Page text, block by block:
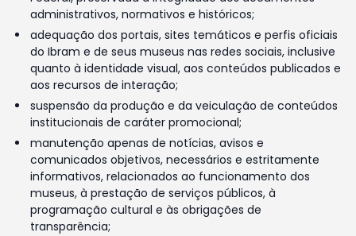
administrativos, normativos e históricos;
adequação dos portais, sites temáticos e perfis oficiais
do Ibram e de seus museus nas redes sociais, inclusive
quanto à identidade visual, aos conteúdos publicados e
aos recursos de interação;
suspensão da produção e da veiculação de conteúdos
institucionais de caráter promocional;
manutenção apenas de notícias, avisos e
comunicados objetivos, necessários e estritamente
informativos, relacionados ao funcionamento dos
museus, à prestação de serviços públicos, à
programação cultural e às obrigações de
transparência;